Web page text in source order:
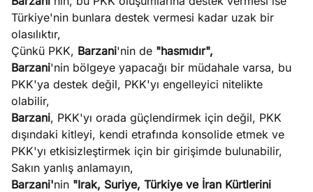
Türkiye'nin bunlara destek vermesi kadar uzak bir
olasılıktır,
Çünkü PKK, Barzani'nin de "hasmıdır",
Barzani'nin bölgeye yapacağı bir müdahale varsa, bu
PKK'ya destek değil, PKK'yı engelleyici nitelikte
olabilir,
Barzani, PKK'yı orada güçlendirmek için değil, PKK
dışındaki kitleyi, kendi etrafında konsolide etmek ve
PKK'yı etkisizleştirmek için bir girişimde bulunabilir,
Sakın yanlış anlamayın,
Barzani'nin "Irak, Suriye, Türkiye ve İran Kürtlerini